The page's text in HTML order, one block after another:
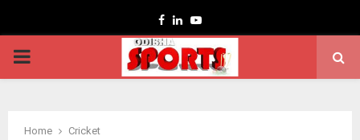
Facebook
LinkedinYoutube
PRIMARY
Home
Cricket